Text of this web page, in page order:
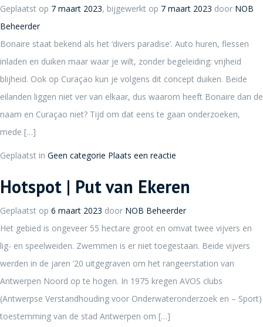
Geplaatst op 7 maart 2023, bijgewerkt op 7 maart 2023 door NOB
Beheerder
Bonaire staat bekend als het ‘divers paradise’. Auto huren, flessen
inladen en duiken maar waar je wilt, zonder begeleiding: vrijheid
blijheid. Ook op Curaçao kun je volgens dit concept duiken. Beide
eilanden liggen niet ver van elkaar, dus waarom heeft Bonaire dan de
naam en Curaçao niet? Tijd om dat eens te gaan onderzoeken,
mede […]
Geplaatst in Geen categorie Plaats een reactie
Hotspot | Put van Ekeren
Geplaatst op 6 maart 2023 door NOB Beheerder
Het gebied is ongeveer 55 hectare groot en omvat twee vijvers en
lig- en speelweiden. Zwemmen is er niet toegestaan. Beide vijvers
werden in de jaren ‘20 uitgegraven om het rangeerstation van
Antwerpen Noord op te hogen. In 1975 kregen AVOS clubs
(Antwerpse Verstandhouding voor Onderwateronderzoek en – Sport)
toestemming van de stad Antwerpen om […]